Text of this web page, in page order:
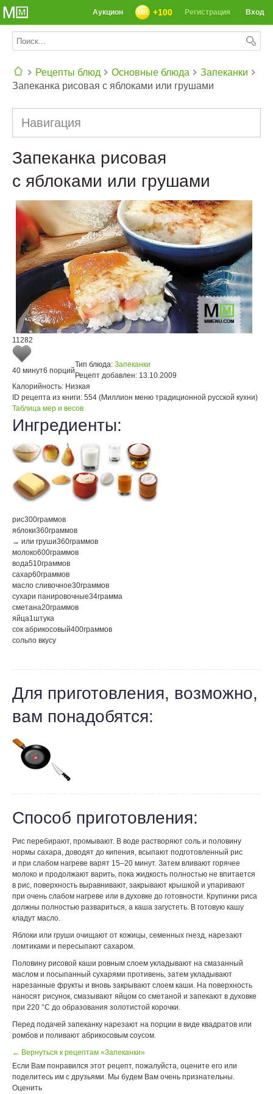
Вход
Регистрация
+100
Аукцион
Рецепты блюд Основные блюда
Запеканки
Запеканка рисовая с яблоками или грушами
Навигация
Запеканка рисовая
с яблоками или грушами
11282
40 минут6 порций
Тип блюда: Запеканки
Рецепт добавлен: 13.10.2009
Калорийность: Низкая
ID рецепта из книги: 554 (Миллион меню традиционной русской кухни)
Таблица мер и весов
Ингредиенты:
рис300граммов
яблоки360граммов
→ или груши360граммов
молоко600граммов
вода510граммов
сахар60граммов
масло сливочное30граммов
сухари панировочные34грамма
сметана20граммов
яйца1штука
сок абрикосовый400граммов
сольпо вкусу
Для приготовления, возможно,
вам понадобятся:
Способ приготовления:
Рис перебирают, промывают. В воде растворяют соль и половину
нормы сахара, доводят до кипения, всыпают подготовленный рис
и при слабом нагреве варят 15–20 минут. Затем вливают горячее
молоко и продолжают варить, пока жидкость полностью не впитается
в рис, поверхность выравнивают, закрывают крышкой и упаривают
при очень слабом нагреве или в духовке до готовности. Крупинки риса
должны полностью развариться, а каша загустеть. В готовую кашу
кладут масло.
Яблоки или груши очищают от кожицы, семенных гнезд, нарезают
ломтиками и пересыпают сахаром.
Половину рисовой каши ровным слоем укладывают на смазанный
маслом и посыпанный сухарями противень, затем укладывают
нарезанные фрукты и вновь закрывают слоем каши. На поверхность
наносят рисунок, смазывают яйцом со сметаной и запекают в духовке
при 220 °С до образования золотистой корочки.
Перед подачей запеканку нарезают на порции в виде квадратов или
ромбов и поливают абрикосовым соусом.
← Вернуться к рецептам «Запеканки»
Если Вам понравился этот рецепт, пожалуйста, оцените его или
поделитесь им с друзьями. Мы будем Вам очень признательны.
Оценить